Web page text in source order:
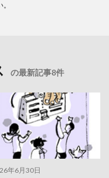
の最新記事8件
年6月30日